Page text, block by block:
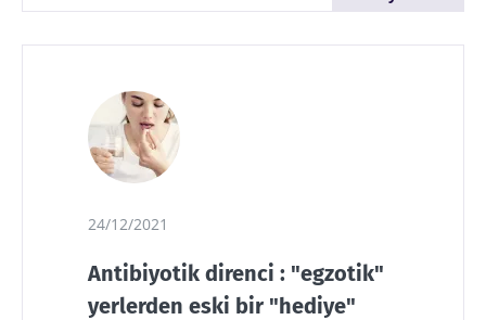
24/12/2021
Antibiyotik direnci : "egzotik"
yerlerden eski bir "hediye"